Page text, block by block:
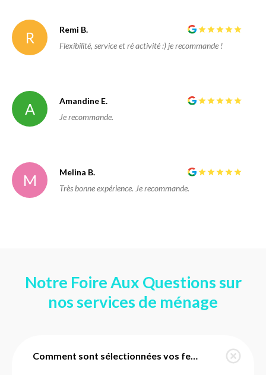
R
Remi B.
Flexibilité, service et ré activité :) je recommande !
A
Amandine E.
Je recommande.
M
Melina B.
Très bonne expérience. Je recommande.
Notre Foire Aux Questions sur
nos services de ménage
Comment sont sélectionnées vos femmes de ménage à Mouvaux ?